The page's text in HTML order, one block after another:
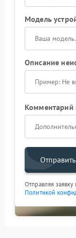
Модель
Описание
Комментарий
Отправляя
Политикой